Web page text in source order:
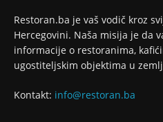
Restoran.ba je vaš vodič kroz
Hercegovini. Naša misija je da
informacije o restoranima,
ugostiteljskim objektima u
Kontakt: info@restoran.ba